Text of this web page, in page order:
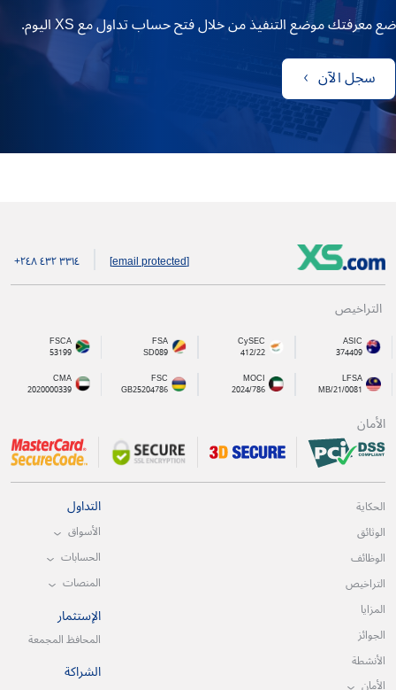
ضع معرفتك موضع التنفيذ من خلال فتح حساب تداول مع XS اليوم.
سجل الآن
[email protected] +۲٤۸ ٤۳۲ ۳۳۱٤
التراخيص
ASIC
374409
CySEC
412/22
FSA
SD089
FSCA
53199
LFSA
MB/21/0081
MOCI
2024/786
FSC
GB25204786
CMA
2020000339
الأمان
الحكاية
الوثائق
الوظائف
التراخيص
المزايا
الجوائز
الأنشطة
التداول
الأسواق
الحسابات
المنصات
الإستثمار
المحافظ المجمعة
الشراكة